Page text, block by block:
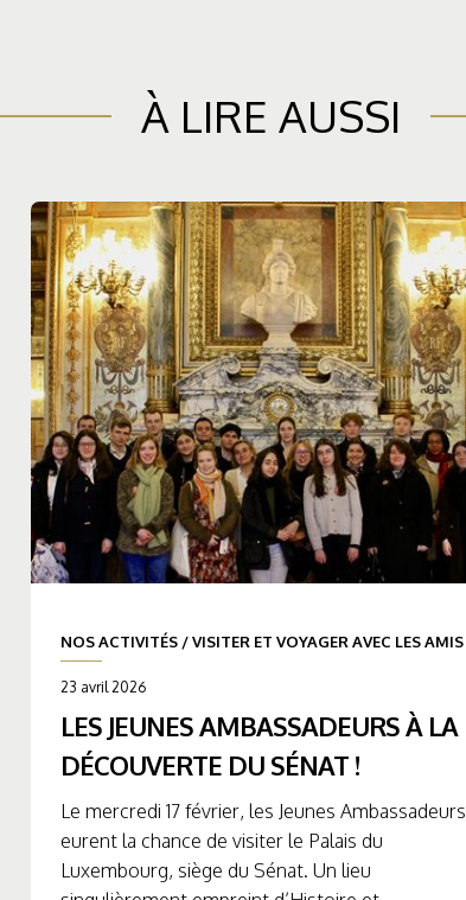
À LIRE AUSSI
NOS ACTIVITÉS/VISITER ET VOYAGER AVEC LES AMIS
23 avril 2026
LES JEUNES AMBASSADEURS À LA
DÉCOUVERTE DU SÉNAT !
Le mercredi 17 février, les Jeunes Ambassadeurs
eurent la chance de visiter le Palais du
Luxembourg, siège du Sénat. Un lieu